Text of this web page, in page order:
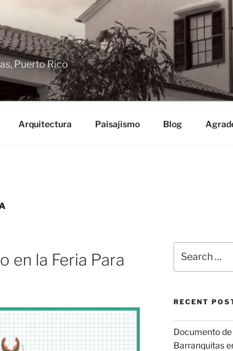
Puerto Rico
Arquitectura Paisajismo Blog
en la Feria Para
for:
RECENT
Documento
Barranquitas